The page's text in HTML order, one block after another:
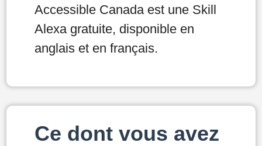
Accessible Canada est une Skill
Alexa gratuite, disponible en
anglais et en français.
Ce dont vous avez